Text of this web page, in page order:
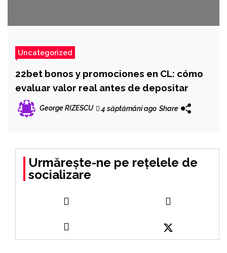
Uncategorized
22bet bonos y promociones en CL: cómo
evaluar valor real antes de depositar
George RIZESCU 4 săptămâni ago Share
Urmărește-ne pe rețelele de
socializare